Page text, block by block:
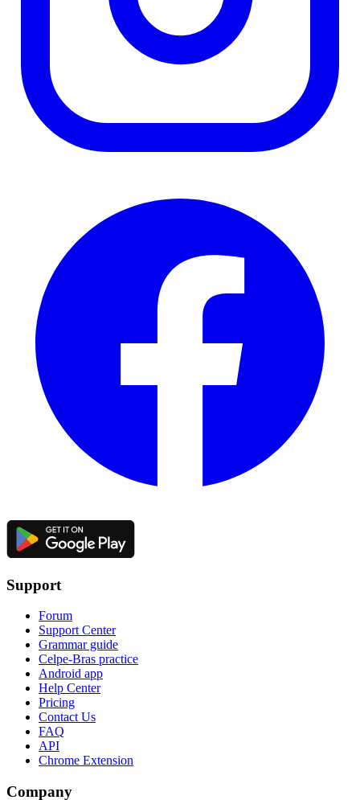
Support
Forum
Support Center
Grammar guide
Celpe-Bras practice
Android app
Help Center
Pricing
Contact Us
FAQ
API
Chrome Extension
Company